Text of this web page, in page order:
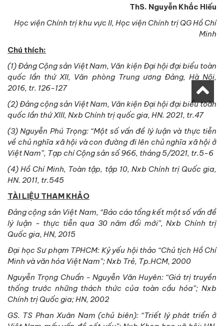
ThS. Nguyễn Khắc Hiếu
Học viện Chính trị khu vực II, Học viện Chính trị QG Hồ Chí
Minh
Chú thích:
(1) Đảng Cộng sản Việt Nam, Văn kiện Đại hội đại biểu toàn
quốc lần thứ XII, Văn phòng Trung ương Đảng, Hà Nội,
2016, tr. 126-127
(2) Đảng cộng sản Việt Nam, Văn kiện Đại hội đại biểu toàn
quốc lần thứ XIII, Nxb Chính trị quốc gia, HN. 2021, tr.47
(3) Nguyễn Phú Trọng: “Một số vấn đề lý luận và thực tiễn
về chủ nghĩa xã hội và con đường đi lên chủ nghĩa xã hội ở
Việt Nam”, Tạp chí Cộng sản số 966, tháng 5/2021, tr.5-6
(4) Hồ Chí Minh, Toàn tập, tập 10, Nxb Chính trị Quốc gia,
HN. 2011, tr.545
TÀI LIỆU THAM KHẢO
Đảng cộng sản Việt Nam, “Báo cáo tổng kết một số vấn đề
lý luận - thực tiễn qua 30 năm đổi mới”, Nxb Chính trị
Quốc gia, HN, 2015
Đại học Sư phạm TPHCM: Kỷ yếu hội thảo “Chủ tịch Hồ Chí
Minh và văn hóa Việt Nam”; Nxb Trẻ, Tp.HCM, 2000
Nguyễn Trọng Chuẩn - Nguyễn Văn Huyên: “Giá trị truyền
thống trước những thách thức của toàn cầu hóa”; Nxb
Chính trị Quốc gia; HN, 2002
GS. TS Phan Xuân Nam (chủ biên): “Triết lý phát triển ở